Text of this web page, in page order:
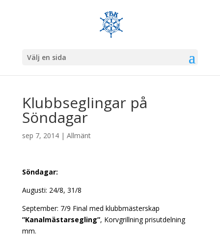
Välj en sida
Klubbseglingar på
Söndagar
sep 7, 2014| Allmänt
Söndagar:
Augusti: 24/8, 31/8
September: 7/9 Final med klubbmästerskap
”Kanalmästarsegling”, Korvgrillning prisutdelning
mm.